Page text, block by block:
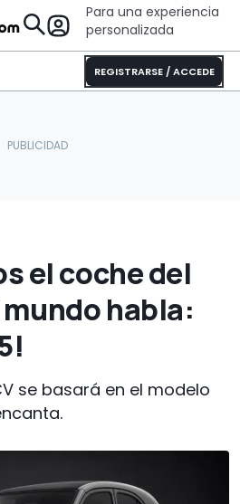
Para una experiencia
personalizada
REGISTRARSE / ACCEDE
el coche del
habla:
se basará en el modelo